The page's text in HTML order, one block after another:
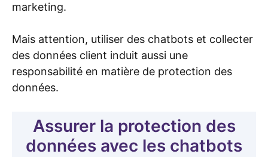
marketing.
Mais attention, utiliser des chatbots et collecter
des données client induit aussi une
responsabilité en matière de protection des
données.
Assurer la protection des
données avec les chatbots